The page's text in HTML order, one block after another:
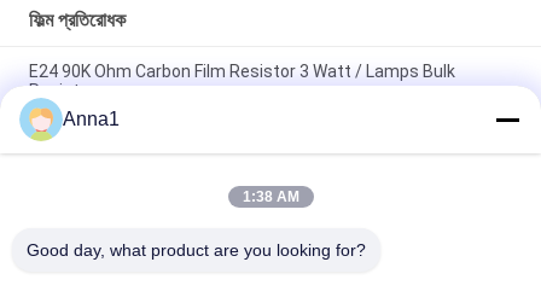
ফিল্ম প্রতিরোধক
E24 90K Ohm Carbon Film Resistor 3 Watt / Lamps Bulk
Resistor
Mini 2.2K Ohm 1 / 2W Carbon Film Resistor E24 5% With Taping
Packing
E24 2.7K Ohm 1/4W 5% Yellow Carbon Film Resistor For Power
Anna1
1:38 AM
Good day, what product are you looking for?